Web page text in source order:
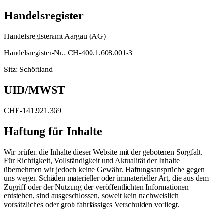
Handelsregister
Handelsregisteramt Aargau (AG)
Handelsregister-Nr.: CH-400.1.608.001-3
Sitz: Schöftland
UID/MWST
CHE-141.921.369
Haftung für Inhalte
Wir prüfen die Inhalte dieser Website mit der gebotenen Sorgfalt.
Für Richtigkeit, Vollständigkeit und Aktualität der Inhalte
übernehmen wir jedoch keine Gewähr. Haftungsansprüche gegen
uns wegen Schäden materieller oder immaterieller Art, die aus dem
Zugriff oder der Nutzung der veröffentlichten Informationen
entstehen, sind ausgeschlossen, soweit kein nachweislich
vorsätzliches oder grob fahrlässiges Verschulden vorliegt.